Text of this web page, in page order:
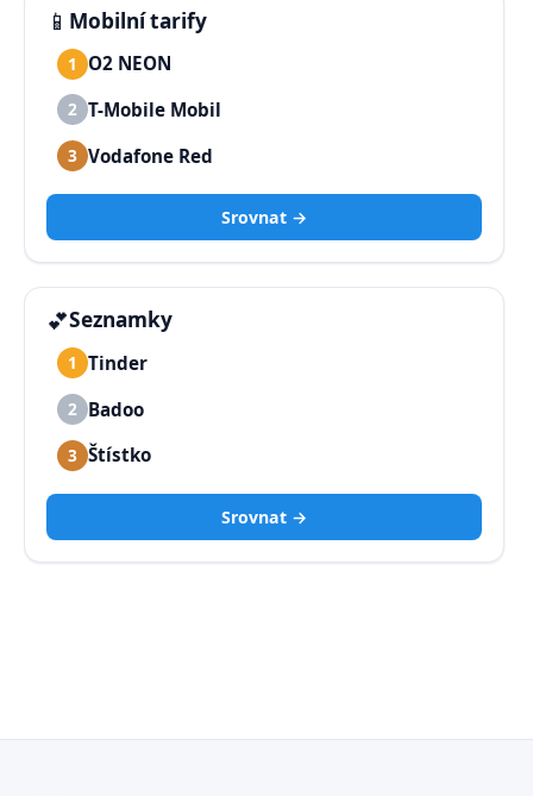
📱 Mobilní tarify
1 O2 NEON
2 T-Mobile Mobil
3 Vodafone Red
Srovnat →
💕Seznamky
1 Tinder
2 Badoo
3 Štístko
Srovnat →